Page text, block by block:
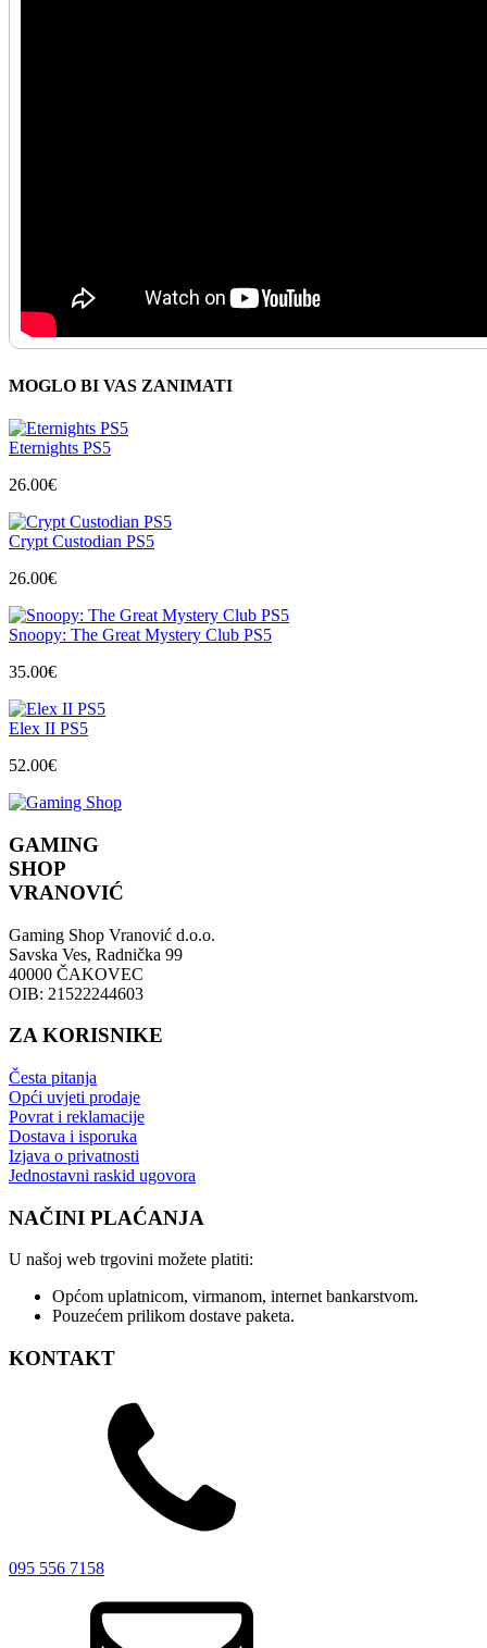
MOGLO BI VAS ZANIMATI
Eternights PS5
26.00€
Crypt Custodian PS5
26.00€
Snoopy: The Great Mystery Club PS5
35.00€
Elex II PS5
52.00€
GAMING
SHOP
VRANOVIĆ
Gaming Shop Vranović d.o.o.
Savska Ves, Radnička 99
40000 ČAKOVEC
OIB: 21522244603
ZA KORISNIKE
Česta pitanja
Opći uvjeti prodaje
Povrat i reklamacije
Dostava i isporuka
Izjava o privatnosti
Jednostavni raskid ugovora
NAČINI PLAĆANJA
U našoj web trgovini možete platiti:
Općom uplatnicom, virmanom, internet bankarstvom.
Pouzećem prilikom dostave paketa.
KONTAKT
095 556 7158